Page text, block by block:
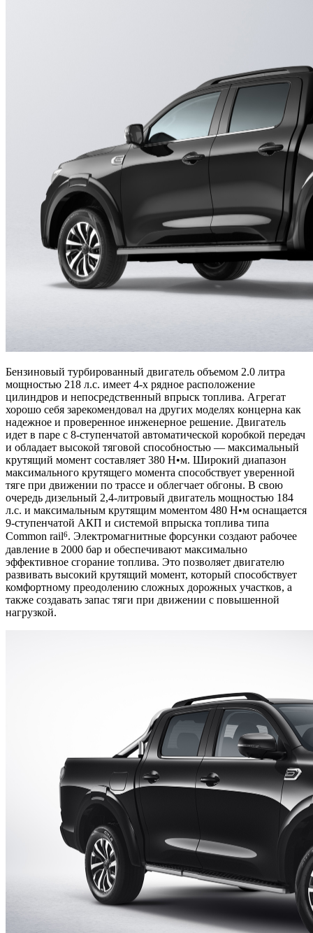
Бензиновый турбированный двигатель объемом 2.0 литра
мощностью 218 л.с. имеет 4-х рядное расположение
цилиндров и непосредственный впрыск топлива. Агрегат
хорошо себя зарекомендовал на других моделях концерна как
надежное и проверенное инженерное решение. Двигатель
идет в паре с 8-ступенчатой автоматической коробкой передач
и обладает высокой тяговой способностью — максимальный
крутящий момент составляет 380 Н•м. Широкий диапазон
максимального крутящего момента способствует уверенной
тяге при движении по трассе и облегчает обгоны. В свою
очередь дизельный 2,4-литровый двигатель мощностью 184
л.с. и максимальным крутящим моментом 480 Н•м оснащается
9-ступенчатой АКП и системой впрыска топлива типа
Common rail6. Электромагнитные форсунки создают рабочее
давление в 2000 бар и обеспечивают максимально
эффективное сгорание топлива. Это позволяет двигателю
развивать высокий крутящий момент, который способствует
комфортному преодолению сложных дорожных участков, а
также создавать запас тяги при движении с повышенной
нагрузкой.